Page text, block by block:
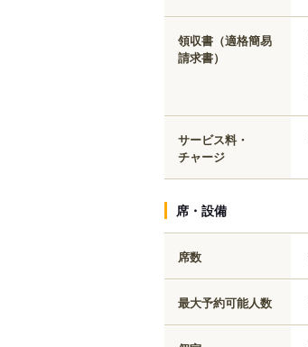
領収書（適格簡易
請求書）
サービス料・
チャージ
席・設備
席数
最大予約可能人数